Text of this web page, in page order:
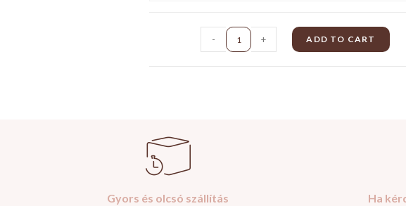
- + ADD TO CART
Gyors és olcsó szállítás Ha